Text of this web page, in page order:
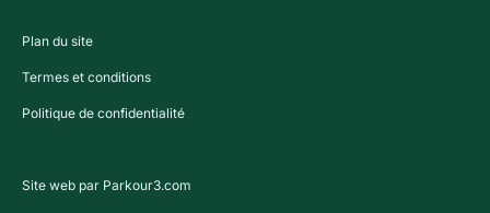
Plan du site
Termes et conditions
Politique de confidentialité
Site web par Parkour3.com